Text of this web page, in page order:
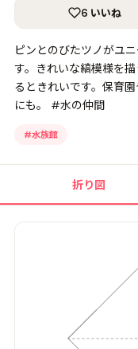
6 いいね
ピンとのびたツノがユ
す。きれいな縞模様を
るときれいです。保育
にも。 #水の仲間
#水族館
折り図